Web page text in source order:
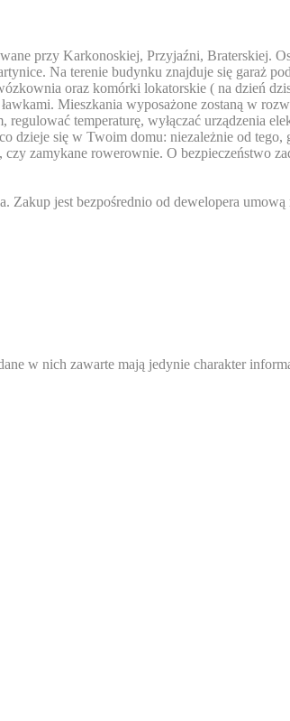
przy Karkonoskiej, Przyjaźni, Braterskiej.
Na terenie budynku znajduje się garaż
oraz komórki lokatorskie ( na dzień
Mieszkania wyposażone zostaną w
temperaturę, wyłączać urządzenia
się w Twoim domu: niezależnie od tego,
zamykane rowerownie. O bezpieczeństwo
jest bezpośrednio od dewelopera
w nich zawarte mają jedynie charakter